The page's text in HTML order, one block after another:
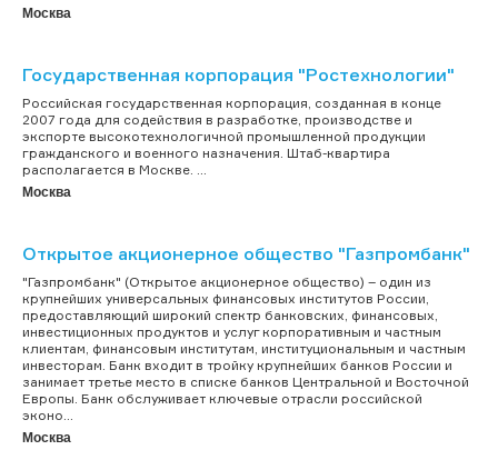
Москва
Государственная корпорация "Ростехнологии"
Российская государственная корпорация, созданная в конце
2007 года для содействия в разработке, производстве и
экспорте высокотехнологичной промышленной продукции
гражданского и военного назначения. Штаб-квартира
располагается в Москве. ...
Москва
Открытое акционерное общество "Газпромбанк"
"Газпромбанк" (Открытое акционерное общество) – один из
крупнейших универсальных финансовых институтов России,
предоставляющий широкий спектр банковских, финансовых,
инвестиционных продуктов и услуг корпоративным и частным
клиентам, финансовым институтам, институциональным и частным
инвесторам. Банк входит в тройку крупнейших банков России и
занимает третье место в списке банков Центральной и Восточной
Европы. Банк обслуживает ключевые отрасли российской
эконо...
Москва